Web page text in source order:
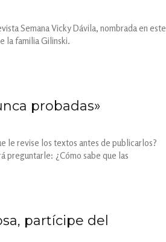
Semana Vicky Dávila, nombrada en este
la familia Gilinski.
probadas»
le revise los textos antes de publicarlos?
preguntarle: ¿Cómo sabe que las
partícipe del